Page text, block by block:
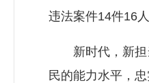
违法案件14件16人
新时代，新担当
民的能力水平，